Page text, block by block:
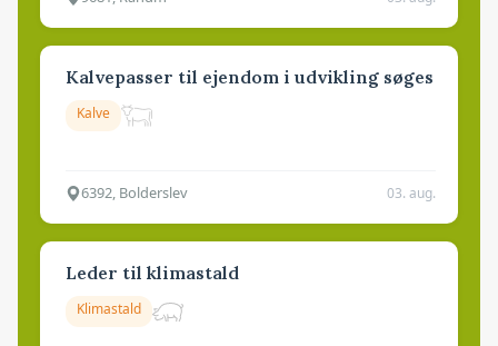
Kalvepasser til ejendom i udvikling søges
Kalve
6392, Bolderslev 03. aug.
Leder til klimastald
Klimastald